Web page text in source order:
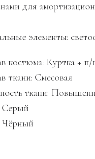
для
элементы:
костюма: Куртка + п/
ткани: Смесовая
ткани:
Серый
Чёрный